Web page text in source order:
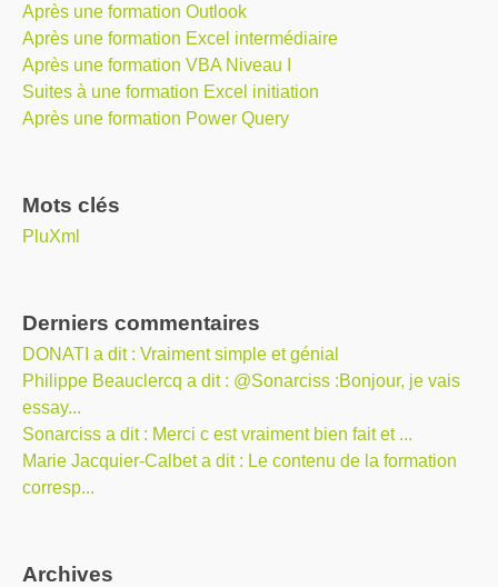
Après une formation Outlook
Après une formation Excel intermédiaire
Après une formation VBA Niveau I
Suites à une formation Excel initiation
Après une formation Power Query
Mots clés
PluXml
Derniers commentaires
DONATI a dit : Vraiment simple et génial
Philippe Beauclercq a dit : @Sonarciss :Bonjour, je vais
essay...
Sonarciss a dit : Merci c est vraiment bien fait et ...
Marie Jacquier-Calbet a dit : Le contenu de la formation
corresp...
Archives